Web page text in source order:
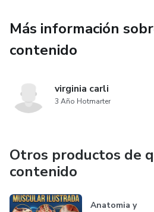
Más información
contenido
virginia carli
3 Año Hotmarter
Otros productos de
contenido
Anatomia y